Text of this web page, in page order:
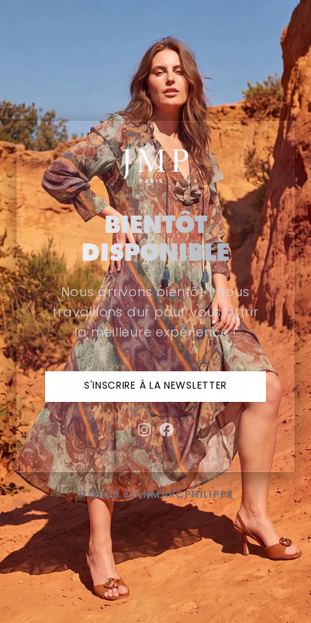
BIENTÔT
DISPONIBLE
Nous arrivons bientôt ! Nous
travaillons dur pour vous offrir
la meilleure expérience !
S'INSCRIRE À LA NEWSLETTER
© 2026 JEANMARCPHILIPPE